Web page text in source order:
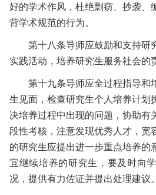
好的学术作风，杜绝剽窃、抄袭、
背学术规范的行为。
第十八条导师应鼓励和支持研
实践活动，培养研究生服务社会的
第十九条导师应全过程指导和
生见面，检查研究生个人培养计划
决培养过程中出现的问题，协助有
段性考核，注意发现优秀人才，宽
的研究生应提出进一步重点培养的
宜继续培养的研究生，要及时向
况，提供有力佐证并提出处理建议。